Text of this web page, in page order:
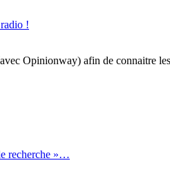
!
Opinionway) afin de connaitre
recherche »…